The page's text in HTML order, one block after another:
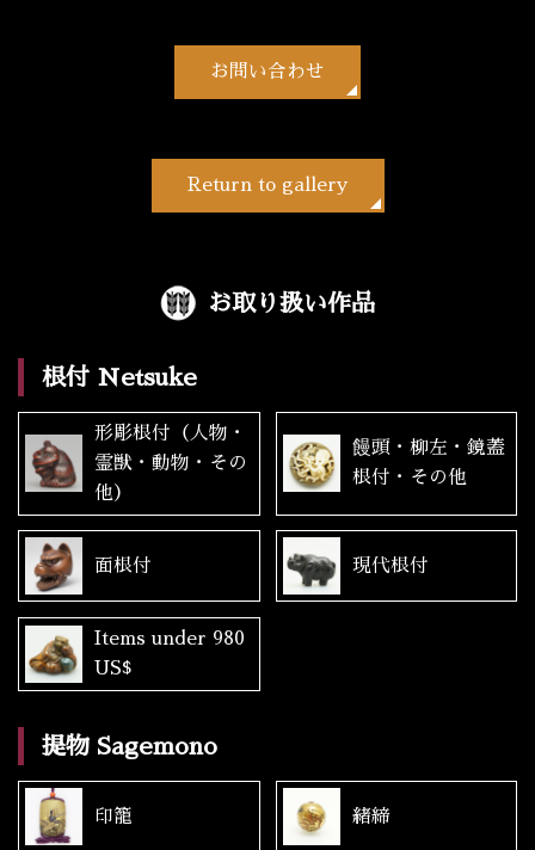
お問い合わせ
Return to gallery
お取り扱い作品
根付 Netsuke
形彫根付（人物・
霊獣・動物・その
他）
饅頭・柳左・鏡蓋
根付・その他
面根付 現代根付
Items under 980
US$
提物 Sagemono
印籠 緒締